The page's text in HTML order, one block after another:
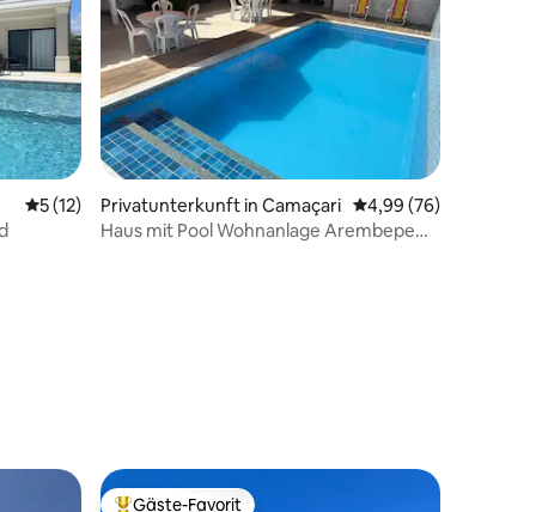
Bewertungen
Durchschnittliche Bewertung: 5 von 5, 12 Bewertungen
5 (12)
Privatunterkunft in Camaçari Durchschnittliche
4,99 (76)
Haus mit Pool Wohnanlage Arembepe
Gäste-Favorit